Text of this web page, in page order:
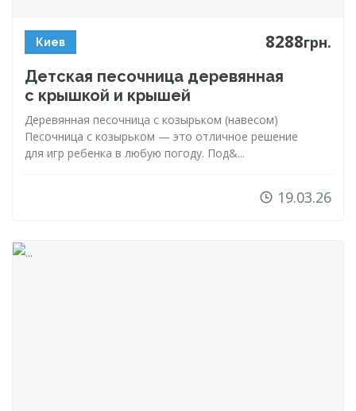
Киев 8288грн.
Детская песочница деревянная
с крышкой и крышей
Деревянная песочница с козырьком (навесом)
Песочница с козырьком — это отличное решение
для игр ребенка в любую погоду. Под&...
19.03.26